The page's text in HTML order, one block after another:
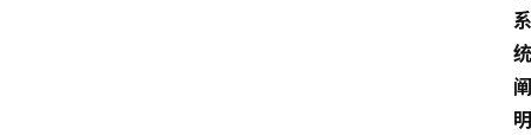
系
统
阐
明